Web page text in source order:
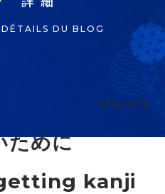
DU BLOG
2026-01-18
ために
kanji